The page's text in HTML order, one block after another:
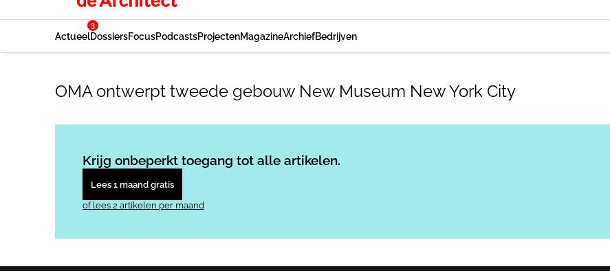
Actueel
3
DossiersFocusPodcastsProjectenMagazineArchiefBedrijven
OMA ontwerpt tweede gebouw New Museum New York City
Krijg onbeperkt toegang tot alle artikelen.
Lees 1 maand gratis
of lees 2 artikelen per maand